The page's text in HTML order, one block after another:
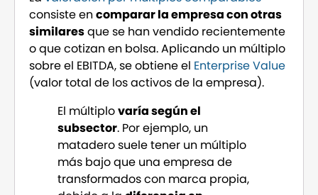
consiste encomparar la empresa con otras
similaresque se han vendido recientemente
o que cotizan en bolsa. Aplicando un múltiplo
sobre el EBITDA, se obtiene el Enterprise Value
(valor total de los activos de la empresa).
El múltiplovaría según el
subsector. Por ejemplo, un
matadero suele tener un múltiplo
más bajo que una empresa de
transformados con marca propia,